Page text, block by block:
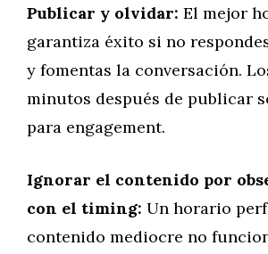
Publicar y olvidar: El mejor
garantiza éxito si no
y fomentas la conversación.
minutos después de publicar
para engagement.
Ignorar el contenido por
con el timing: Un horario
contenido mediocre no